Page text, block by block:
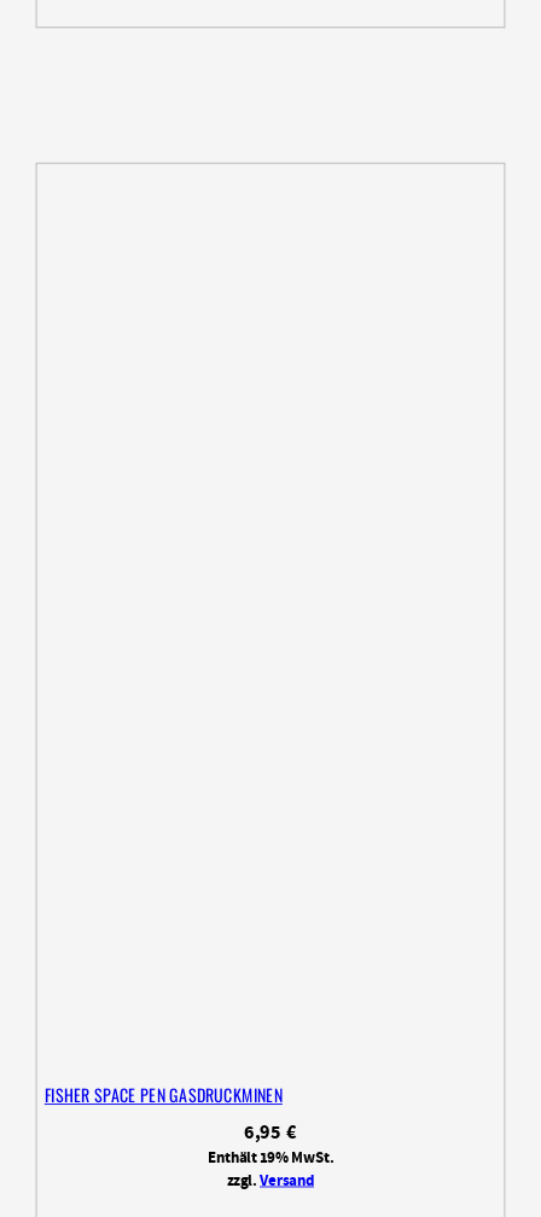
FISHER SPACE PEN GASDRUCKMINEN
6,95€
Enthält 19% MwSt.
zzgl.Versand